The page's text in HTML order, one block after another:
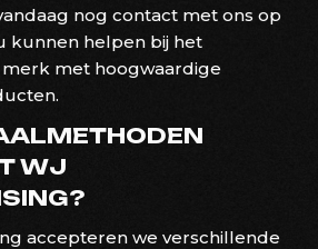
nog contact met ons op
kunnen helpen bij het
met hoogwaardige
WJ
accepteren we verschillende